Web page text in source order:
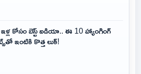
కోసం బెస్ట్ ఐడియా.. ఈ 10 హ్యాంగింగ్
ఇంటికి కొత్త లుక్!